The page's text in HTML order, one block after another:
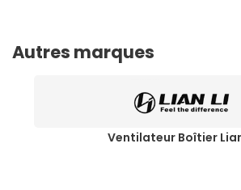
Autres marques
Ventilateur Boîtier